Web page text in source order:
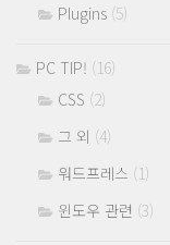
Plugins (5)
PC TIP! (16)
CSS (2)
그 외 (4)
워드프레스 (1)
윈도우 관련 (3)